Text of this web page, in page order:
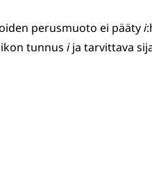
perusmuoto ei päätyi
tunnus ija tarvittava